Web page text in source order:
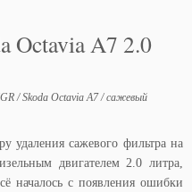
A7 2.0
/Skoda Octavia A7/сажевый
удаления сажевого фильтра на
двигателем 2.0 литра,
началось с появления ошибки